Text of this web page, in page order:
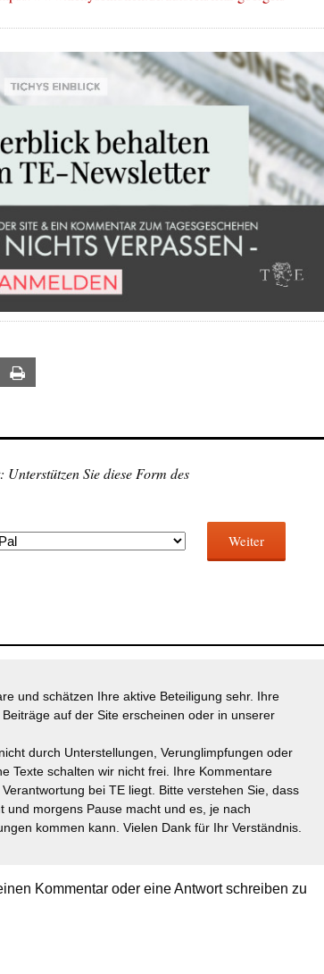
Email
Sie diese Form des
Weiter
und schätzen Ihre aktive Beteiligung sehr. Ihre
auf der Site erscheinen oder in unserer
durch Unterstellungen, Verunglimpfungen oder
Texte schalten wir nicht frei. Ihre Kommentare
bei TE liegt. Bitte verstehen Sie, dass
und morgens Pause macht und es, je nach
kommen kann. Vielen Dank für Ihr Verständnis.
Kommentar oder eine Antwort schreiben zu